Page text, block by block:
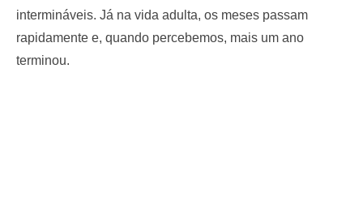
intermináveis. Já na vida adulta, os meses passam
rapidamente e, quando percebemos, mais um ano
terminou.